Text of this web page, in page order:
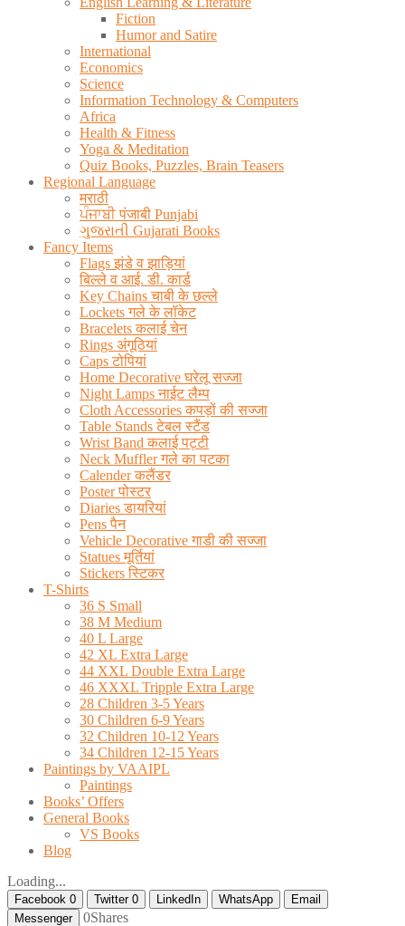
Fiction
Humor and Satire
International
Economics
Science
Information Technology & Computers
Africa
Health & Fitness
Yoga & Meditation
Quiz Books, Puzzles, Brain Teasers
Regional Language
मराठी
ਪੰਜਾਬੀ पंजाबी Punjabi
ગુજરાતી Gujarati Books
Fancy Items
Flags झंडे व झाड़ियां
बिल्ले व आई. डी. कार्ड
Key Chains चाबी के छल्ले
Lockets गले के लॉकेट
Bracelets कलाई चेन
Rings अंगूठियां
Caps टोपियां
Home Decorative घरेलू सज्जा
Night Lamps नाईट लैम्प
Cloth Accessories कपड़ों की सज्जा
Table Stands टेबल स्टैंड
Wrist Band कलाई पट्टी
Neck Muffler गले का पटका
Calender कलैंडर
Poster पोस्टर
Diaries डायरियां
Pens पैन
Vehicle Decorative गाडी की सज्जा
Statues मूर्तियां
Stickers स्टिकर
T-Shirts
36 S Small
38 M Medium
40 L Large
42 XL Extra Large
44 XXL Double Extra Large
46 XXXL Tripple Extra Large
28 Children 3-5 Years
30 Children 6-9 Years
32 Children 10-12 Years
34 Children 12-15 Years
Paintings by VAAIPL
Paintings
Books’ Offers
General Books
VS Books
Blog
Loading...
Facebook 0 Twitter 0 LinkedIn WhatsApp
Email
Messenger
0Shares